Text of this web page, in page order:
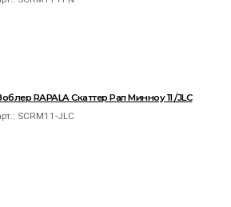
RAPALA Скаттер Рап Минноу 11 /JLC
SCRM11-JLC